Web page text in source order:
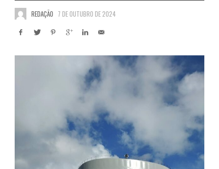
REDAÇÃO 7 DE OUTUBRO DE 2024